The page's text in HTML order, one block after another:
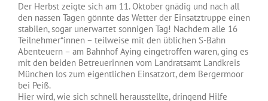
Der Herbst zeigte sich am 11. Oktober gnädig und nach all
den nassen Tagen gönnte das Wetter der Einsatztruppe einen
stabilen, sogar unerwartet sonnigen Tag! Nachdem alle 16
Teilnehmer*innen – teilweise mit den üblichen S-Bahn
Abenteuern – am Bahnhof Aying eingetroffen waren, ging es
mit den beiden Betreuerinnen vom Landratsamt Landkreis
München los zum eigentlichen Einsatzort, dem Bergermoor
bei Peiß.
Hier wird, wie sich schnell herausstellte, dringend Hilfe